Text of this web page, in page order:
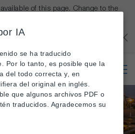
of this page. Change to the
Procesos
industriales y
medio ambiente
IA
se ha traducido
Por lo tanto, es posible que la
del todo correcta y, en
del original en inglés.
que algunos archivos PDF o
traducidos. Agradecemos su